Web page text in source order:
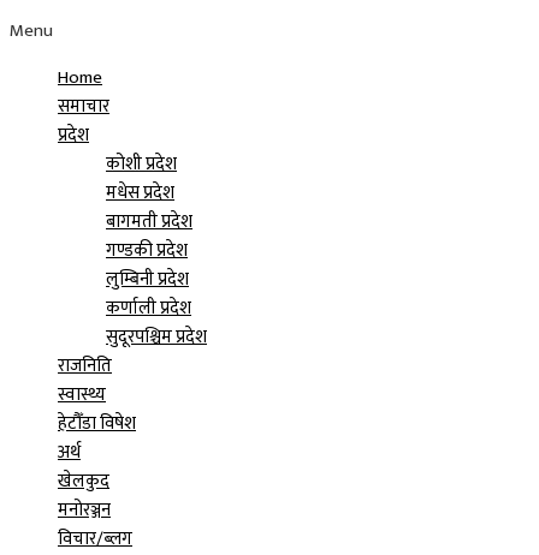
Menu
Home
समाचार
प्रदेश
कोशी प्रदेश
मधेस प्रदेश
बागमती प्रदेश
गण्डकी प्रदेश
लुम्बिनी प्रदेश
कर्णाली प्रदेश
सुदूरपश्चिम प्रदेश
राजनिति
स्वास्थ्य
हेटौँडा विषेश
अर्थ
खेलकुद
मनोरञ्जन
विचार/ब्लग